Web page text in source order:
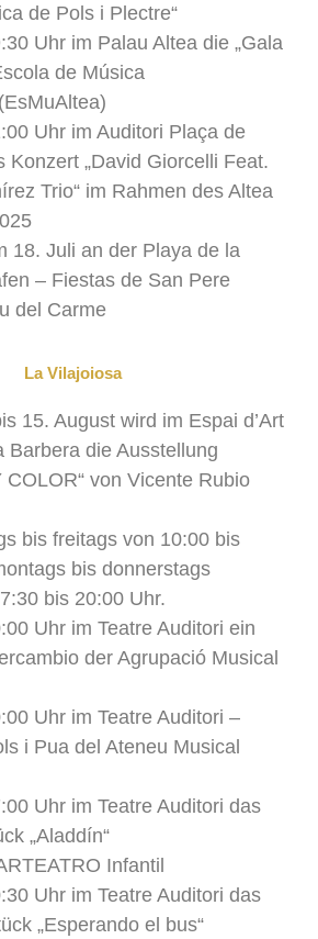
de Pols i Plectre“
Uhr im Palau Altea die „Gala
de Música
Uhr im Auditori Plaça de
Konzert „David Giorcelli Feat.
Trio“ im Rahmen des Altea
18. Juli an der Playa de la
– Fiestas de San Pere
del Carme
La Vilajoiosa
15. August wird im Espai d’Art
Barbera die Ausstellung
COLOR“ von Vicente Rubio
bis freitags von 10:00 bis
bis donnerstags
bis 20:00 Uhr.
Uhr im Teatre Auditori ein
der Agrupació Musical
Uhr im Teatre Auditori –
i Pua del Ateneu Musical
Uhr im Teatre Auditori das
„Aladdín“
Infantil
Uhr im Teatre Auditori das
„Esperando el bus“